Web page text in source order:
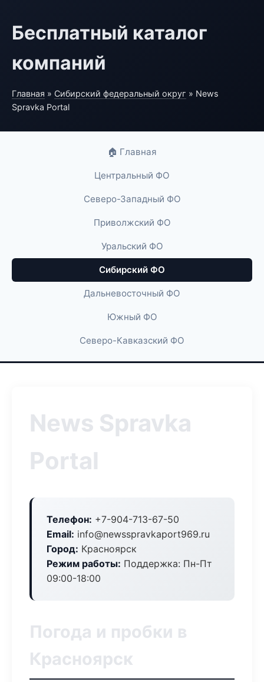
Бесплатный каталог
компаний
Главная » Сибирский федеральный округ » News
Spravka Portal
🏠 Главная
Центральный ФО
Северо-Западный ФО
Приволжский ФО
Уральский ФО
Сибирский ФО
Дальневосточный ФО
Южный ФО
Северо-Кавказский ФО
News Spravka
Portal
Телефон: +7-904-713-67-50
Email: info@newsspravkaport969.ru
Город: Красноярск
Режим работы: Поддержка: Пн-Пт
09:00-18:00
Погода и пробки в
Красноярск